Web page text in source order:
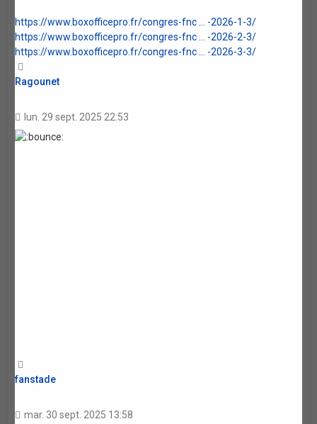
https://www.boxofficepro.fr/congres-fnc ... -2026-1-3/
https://www.boxofficepro.fr/congres-fnc ... -2026-2-3/
https://www.boxofficepro.fr/congres-fnc ... -2026-3-3/
Ragounet
lun. 29 sept. 2025 22:53
fanstade
mar. 30 sept. 2025 13:58